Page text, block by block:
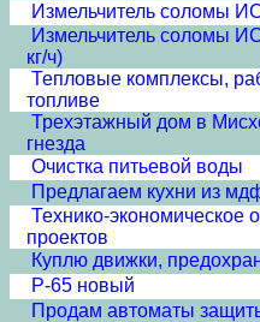
Измельчитель соломы
Измельчитель соломы
кг/ч)
Тепловые комплексы,
топливе
Трехэтажный дом в
гнезда
Очистка питьевой воды
Предлагаем кухни из
Технико-экономическое
проектов
Куплю движки,
Р-65 новый
Продам автоматы